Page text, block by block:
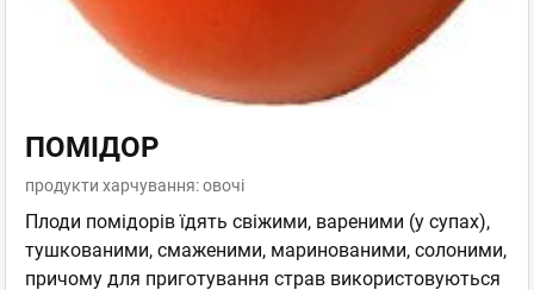
ПОМІДОР
продукти харчування: овочі
Плоди помідорів їдять свіжими, вареними (у супах),
тушкованими, смаженими, маринованими, солоними,
причому для приготування страв використовуються